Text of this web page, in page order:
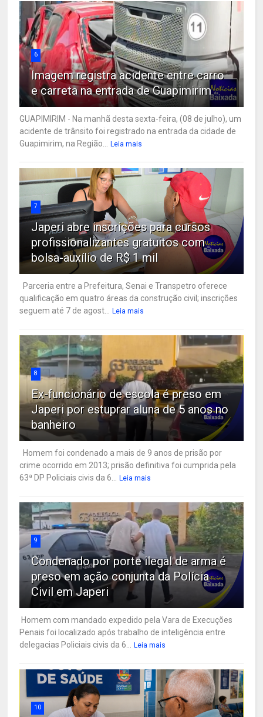
6
Imagem registra acidente entre carro
e carreta na entrada de Guapimirim
GUAPIMIRIM - Na manhã desta sexta-feira, (08 de julho), um
acidente de trânsito foi registrado na entrada da cidade de
Guapimirim, na Região...
Leia mais
7
Japeri abre inscrições para cursos
profissionalizantes gratuitos com
bolsa-auxílio de R$ 1 mil
Parceria entre a Prefeitura, Senai e Transpetro oferece
qualificação em quatro áreas da construção civil; inscrições
seguem até 7 de agost...
Leia mais
8
Ex-funcionário de escola é preso em
Japeri por estuprar aluna de 5 anos no
banheiro
Homem foi condenado a mais de 9 anos de prisão por
crime ocorrido em 2013; prisão definitiva foi cumprida pela
63ª DP Policiais civis da 6...
Leia mais
9
Condenado por porte ilegal de arma é
preso em ação conjunta da Polícia
Civil em Japeri
Homem com mandado expedido pela Vara de Execuções
Penais foi localizado após trabalho de inteligência entre
delegacias Policiais civis da 6...
Leia mais
10